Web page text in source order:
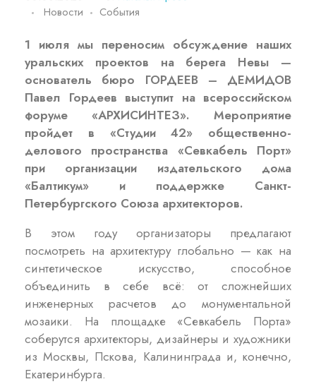
Новости
События
1 июля мы переносим обсуждение наших
уральских проектов на берега Невы —
основатель бюро ГОРДЕЕВ – ДЕМИДОВ
Павел Гордеев выступит на всероссийском
форуме «АРХИСИНТЕЗ». Мероприятие
пройдет в «Студии 42» общественно-
делового пространства «Севкабель Порт»
при организации издательского дома
«Балтикум» и поддержке Санкт-
Петербургского Союза архитекторов.
В этом году организаторы предлагают
посмотреть на архитектуру глобально — как на
синтетическое искусство, способное
объединить в себе всё: от сложнейших
инженерных расчетов до монументальной
мозаики. На площадке «Севкабель Порта»
соберутся архитекторы, дизайнеры и художники
из Москвы, Пскова, Калининграда и, конечно,
Екатеринбурга.